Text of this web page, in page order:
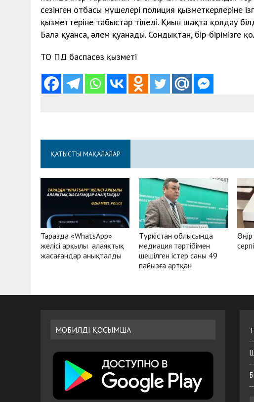
сезінген отбасы мүшелері полиция қызметкерлеріне
қызметтеріне табыстар тіледі. Қиын шақта қолдау
Бала қуанса, әлем қуанады. Сондықтан, бір-бірімізге
ТО ПД баспасөз қызметі
ҚАТЫСТЫ МАҚАЛАЛАР
Таразда «WhatsApp»
желісі арқылы алаяқтық
жасағандар анықталды
Түркістан облысында
медиация тәртібімен
шешілген істер саны 49
пайызға артқан
МОБИЛДІ ҚОСЫМША